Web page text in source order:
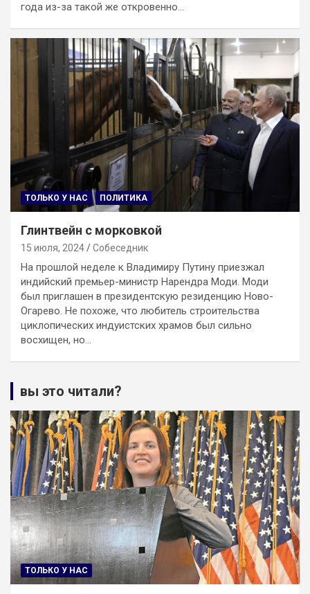
года из-за такой же откровенно…
ТОЛЬКО У НАС ПОЛИТИКА
Глинтвейн с морковкой
15 июля, 2024 Собеседник
На прошлой неделе к Владимиру Путину приезжал
индийский премьер-министр Нарендра Моди. Моди
был приглашен в президентскую резиденцию Ново-
Огарево. Не похоже, что любитель строительства
циклопических индуистских храмов был сильно
восхищен, но…
вы это читали?
ТОЛЬКО У НАС